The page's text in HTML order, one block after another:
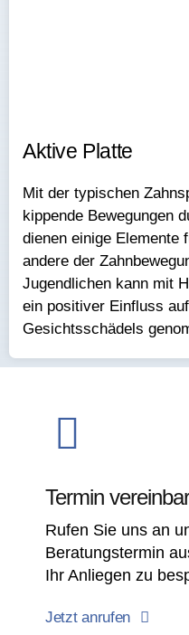
Aktive Platte​​
Mit der typischen
kippende Bewegungen
dienen einige Elemente
andere der
Jugendlichen kann mit
ein positiver Einfluss
Gesichtsschädels
Termin
Rufen Sie uns an
Beratungstermin
Ihr Anliegen zu
Jetzt anrufen